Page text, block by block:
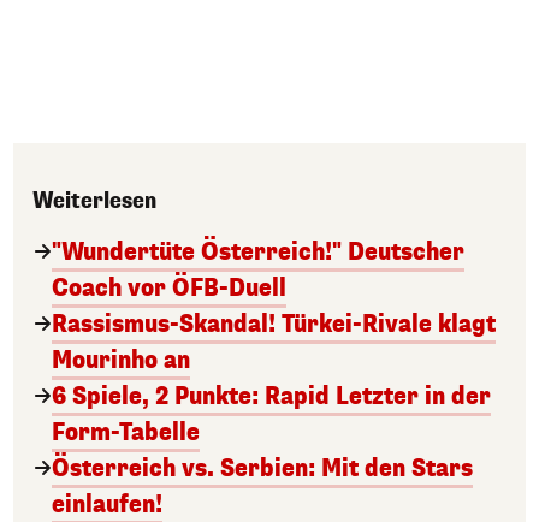
Weiterlesen
"Wundertüte Österreich!" Deutscher
Coach vor ÖFB-Duell
Rassismus-Skandal! Türkei-Rivale klagt
Mourinho an
6 Spiele, 2 Punkte: Rapid Letzter in der
Form-Tabelle
Österreich vs. Serbien: Mit den Stars
einlaufen!